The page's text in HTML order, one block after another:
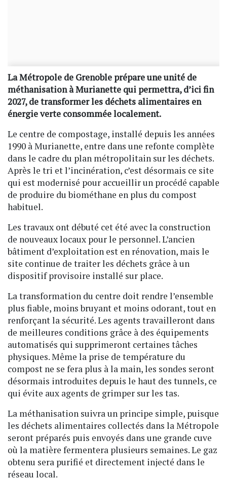
La Métropole de Grenoble prépare une unité de
méthanisation à Murianette qui permettra, d’ici fin
2027, de transformer les déchets alimentaires en
énergie verte consommée localement.
Le centre de compostage, installé depuis les années
1990 à Murianette, entre dans une refonte complète
dans le cadre du plan métropolitain sur les déchets.
Après le tri et l’incinération, c’est désormais ce site
qui est modernisé pour accueillir un procédé capable
de produire du biométhane en plus du compost
habituel.
Les travaux ont débuté cet été avec la construction
de nouveaux locaux pour le personnel. L’ancien
bâtiment d’exploitation est en rénovation, mais le
site continue de traiter les déchets grâce à un
dispositif provisoire installé sur place.
La transformation du centre doit rendre l’ensemble
plus fiable, moins bruyant et moins odorant, tout en
renforçant la sécurité. Les agents travailleront dans
de meilleures conditions grâce à des équipements
automatisés qui supprimeront certaines tâches
physiques. Même la prise de température du
compost ne se fera plus à la main, les sondes seront
désormais introduites depuis le haut des tunnels, ce
qui évite aux agents de grimper sur les tas.
La méthanisation suivra un principe simple, puisque
les déchets alimentaires collectés dans la Métropole
seront préparés puis envoyés dans une grande cuve
où la matière fermentera plusieurs semaines. Le gaz
obtenu sera purifié et directement injecté dans le
réseau local.